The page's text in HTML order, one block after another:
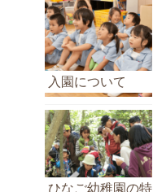
せ
の
ア
ー
カ
イ
ブ
入園について
ひなご幼稚園の特